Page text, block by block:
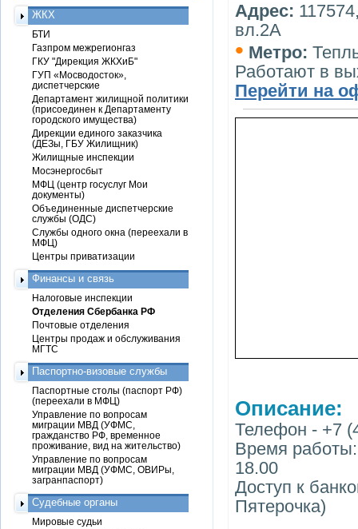
Адрес:
вл.2А
• Метро:
Работают в
Перейти на
Описание:
Телефон - +7
Время работы:
18.00
Доступ к
Пятерочка)
ЖКХ
БТИ
Газпром межрегионгаз
ГКУ "Дирекция ЖКХиБ"
ГУП «Мосводосток»,
диспетчерские
Департамент жилищной политики
(присоединен к Департаменту
городского имущества)
Дирекции единого заказчика
(ДЕЗы, ГБУ Жилищник)
Жилищные инспекции
Мосэнергосбыт
МФЦ (центр госуслуг Мои
документы)
Объединенные диспетчерские
службы (ОДС)
Службы одного окна (переехали в
МФЦ)
Центры приватизации
Финансы и связь
Налоговые инспекции
Отделения Сбербанка РФ
Почтовые отделения
Центры продаж и обслуживания
МГТС
Паспортно-визовые службы
Паспортные столы (паспорт РФ)
(переехали в МФЦ)
Управление по вопросам
миграции МВД (УФМС,
гражданство РФ, временное
проживание, вид на жительство)
Управление по вопросам
миграции МВД (УФМС, ОВИРы,
загранпаспорт)
Судебные органы
Мировые судьи